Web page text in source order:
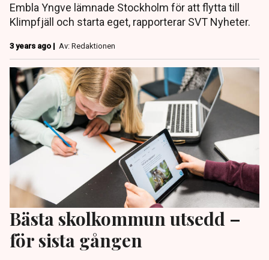
Embla Yngve lämnade Stockholm för att flytta till
Klimpfjäll och starta eget, rapporterar SVT Nyheter.
3 years ago | Av: Redaktionen
Bästa skolkommun utsedd –
för sista gången